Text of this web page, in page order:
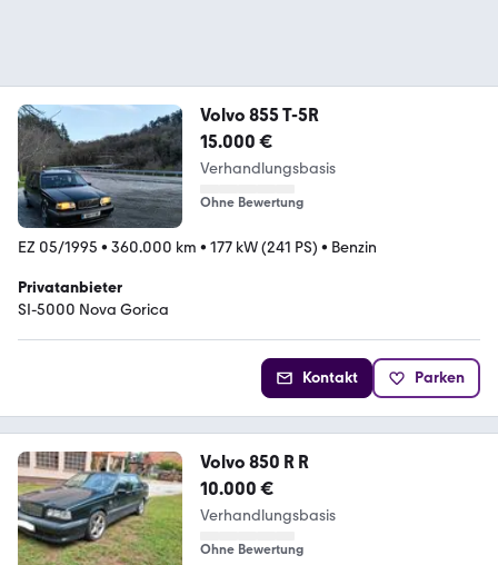
Volvo 855 T-5R
15.000 €
Verhandlungsbasis
Ohne Bewertung
EZ 05/1995 • 360.000 km • 177 kW (241 PS) • Benzin
Privatanbieter
SI-5000 Nova Gorica
Kontakt Parken
Volvo 850 R R
10.000 €
Verhandlungsbasis
Ohne Bewertung